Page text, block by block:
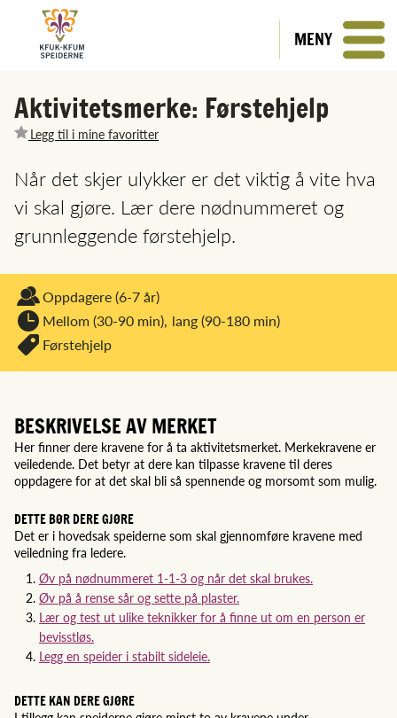
MENY
Aktivitetsmerke: Førstehjelp
Legg til i mine favoritter
Når det skjer ulykker er det viktig å vite hva
vi skal gjøre. Lær dere nødnummeret og
grunnleggende førstehjelp.
Oppdagere(6-7 år)
Mellom (30-90 min), lang (90-180 min)
Førstehjelp
BESKRIVELSE AV MERKET
Her finner dere kravene for å ta aktivitetsmerket. Merkekravene er
veiledende. Det betyr at dere kan tilpasse kravene til deres
oppdagere for at det skal bli så spennende og morsomt som mulig.
DETTE BØR DERE GJØRE
Det er i hovedsak speiderne som skal gjennomføre kravene med
veiledning fra ledere.
Øv på nødnummeret 1-1-3 og når det skal brukes.
Øv på å rense sår og sette på plaster.
Lær og test ut ulike teknikker for å finne ut om en person er
bevisstløs.
Legg en speider i stabilt sideleie.
DETTE KAN DERE GJØRE